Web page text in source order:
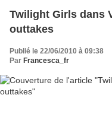
Twilight Girls dans
outtakes
Publié le 22/06/2010 à 09:38
Par Francesca_fr